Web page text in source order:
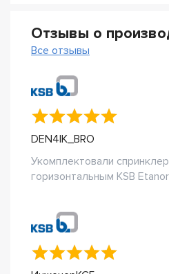
Отзывы о
Все отзывы
DEN4IK_BRO
Укомплектовали
горизонтальным KSB